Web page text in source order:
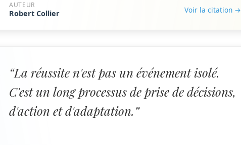
AUTEUR
Robert Collier Voir la citation →
“La réussite n'est pas un événement isolé.
C'est un long processus de prise de décisions,
d'action et d'adaptation.”